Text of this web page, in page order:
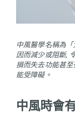
中風醫學名稱為
因而減少或阻斷,
損而失去功能甚
能受障礙。
中風時會